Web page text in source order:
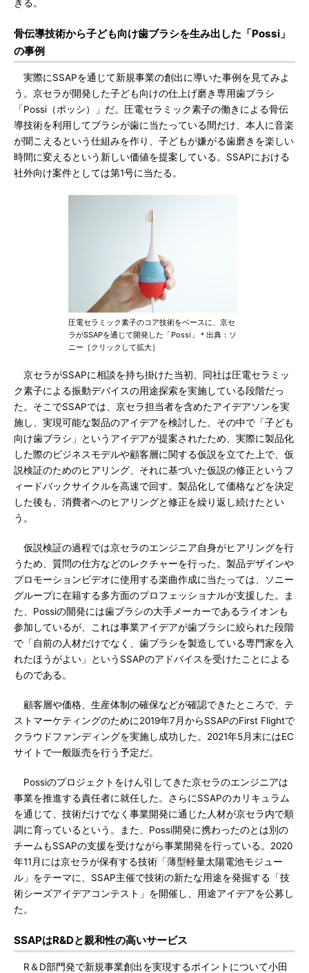
きる。
骨伝導技術から子ども向け歯ブラシを生み出した「Possi」
の事例
実際にSSAPを通じて新規事業の創出に導いた事例を見てみよ
う。京セラが開発した子ども向けの仕上げ磨き専用歯ブラシ
「Possi（ポッシ）」だ。圧電セラミック素子の働きによる骨伝
導技術を利用してブラシが歯に当たっている間だけ、本人に音楽
が聞こえるという仕組みを作り、子どもが嫌がる歯磨きを楽しい
時間に変えるという新しい価値を提案している。SSAPにおける
社外向け案件としては第1号に当たる。
圧電セラミック素子のコア技術をベースに、京セ
ラがSSAPを通じて開発した「Possi」＊出典：ソ
ニー［クリックして拡大］
京セラがSSAPに相談を持ち掛けた当初、同社は圧電セラミッ
ク素子による振動デバイスの用途探索を実施している段階だっ
た。そこでSSAPでは、京セラ担当者を含めたアイデアソンを実
施し、実現可能な製品のアイデアを検討した。その中で「子ども
向け歯ブラシ」というアイデアが提案されたため、実際に製品化
した際のビジネスモデルや顧客層に関する仮説を立てた上で、仮
説検証のためのヒアリング、それに基づいた仮説の修正というフ
ィードバックサイクルを高速で回す。製品化して価格などを決定
した後も、消費者へのヒアリングと修正を繰り返し続けたとい
う。
仮説検証の過程では京セラのエンジニア自身がヒアリングを行
うため、質問の仕方などのレクチャーを行った。製品デザインや
プロモーションビデオに使用する楽曲作成に当たっては、ソニー
グループに在籍する多方面のプロフェッショナルが支援した。ま
た、Possiの開発には歯ブラシの大手メーカーであるライオンも
参加しているが、これは事業アイデアが歯ブラシに絞られた段階
で「自前の人材だけでなく、歯ブラシを製造している専門家を入
れたほうがよい」というSSAPのアドバイスを受けたことによる
ものである。
顧客層や価格、生産体制の確保などが確認できたところで、テ
ストマーケティングのために2019年7月からSSAPのFirst Flightで
クラウドファンディングを実施し成功した。2021年5月末にはEC
サイトで一般販売を行う予定だ。
Possiのプロジェクトをけん引してきた京セラのエンジニアは
事業を推進する責任者に就任した。さらにSSAPのカリキュラム
を通じて、技術だけでなく事業開発に通じた人材が京セラ内で順
調に育っているという。また、Possi開発に携わったのとは別の
チームもSSAPの支援を受けながら事業開発を行っている。2020
年11月には京セラが保有する技術「薄型軽量太陽電池モジュー
ル」をテーマに、SSAP主催で技術の新たな用途を発掘する「技
術シーズアイデアコンテスト」を開催し、用途アイデアを公募し
た。
SSAPはR&Dと親和性の高いサービス
R＆D部門発で新規事業創出を実現するポイントについて小田